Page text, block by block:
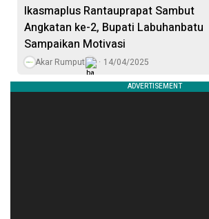
Ikasmaplus Rantauprapat Sambut
Angkatan ke-2, Bupati Labuhanbatu
Sampaikan Motivasi
Akar Rumput 14/04/2025